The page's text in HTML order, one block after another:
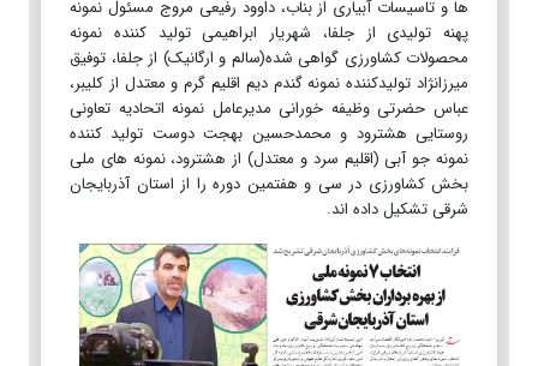
ها و تاسیسات آبیاری از بناب، داوود رفیعی مروج مسئول نمونه
پهنه تولیدی از جلفا، شهریار ابراهیمی تولید کننده نمونه
محصولات کشاورزی گواهی شده(سالم و ارگانیک) از جلفا، توفیق
میرزانژاد تولیدکننده نمونه گندم دیم اقلیم گرم و معتدل از کلیبر،
عباس حضرتی وظیفه خورانی مدیرعامل نمونه اتحادیه تعاونی
روستایی هشترود و محمدحسین بهجت دوست تولید کننده
نمونه جو آبی (اقلیم سرد و معتدل) از هشترود، نمونه های ملی
بخش کشاورزی در سی و هفتمین دوره را از استان آذربایجان
شرقی تشکیل داده اند.